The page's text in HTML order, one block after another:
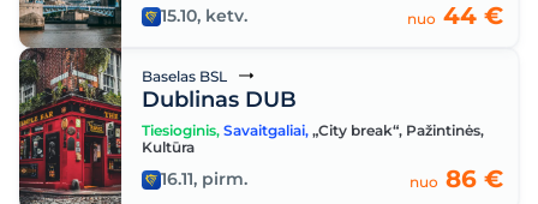
15.10, ketv. nuo 44 €
Baselas BSL
Dublinas DUB
Tiesioginis, Savaitgaliai, „City break“, Pažintinės,
Kultūra
16.11, pirm. nuo 86 €